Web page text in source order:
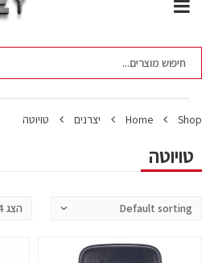
Home Shop יצרנים טויוטה
טויוטה